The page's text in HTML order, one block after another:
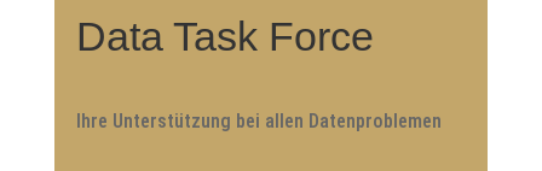
Data Task Force
Ihre Unterstützung bei allen Datenproblemen